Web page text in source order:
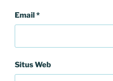
Email*
Situs Web